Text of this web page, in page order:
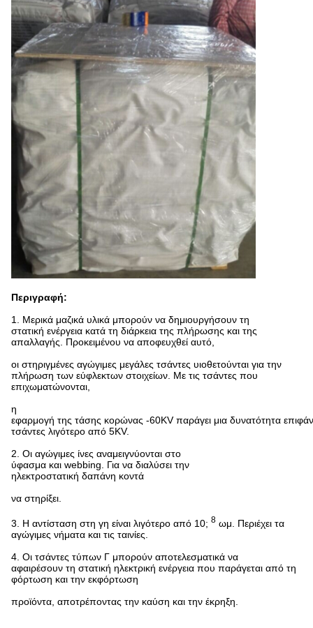
Περιγραφή:
1. Μερικά μαζικά υλικά μπορούν να δημιουργήσουν τη
στατική ενέργεια κατά τη διάρκεια της πλήρωσης και της
απαλλαγής. Προκειμένου να αποφευχθεί αυτό,
οι στηριγμένες αγώγιμες μεγάλες τσάντες υιοθετούνται για την
πλήρωση των εύφλεκτων στοιχείων. Με τις τσάντες που
επιχωματώνονται,
η
εφαρμογή της τάσης κορώνας -60KV παράγει μια δυνατότητα
τσάντες λιγότερο από 5KV.
2. Οι αγώγιμες ίνες αναμειγνύονται στο
ύφασμα και webbing. Για να διαλύσει την
ηλεκτροστατική δαπάνη κοντά
να στηρίξει.
3. Η αντίσταση στη γη είναι λιγότερο από 10; 8 ωμ. Περιέχει τα
αγώγιμες νήματα και τις ταινίες.
4. Οι τσάντες τύπων Γ μπορούν αποτελεσματικά να
αφαιρέσουν τη στατική ηλεκτρική ενέργεια που παράγεται από τη
φόρτωση και την εκφόρτωση
προϊόντα, αποτρέποντας την καύση και την έκρηξη.